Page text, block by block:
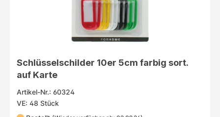
Schlüsselschilder 10er 5cm farbig sort.
auf Karte
Artikel-Nr.: 60324
VE: 48 Stück